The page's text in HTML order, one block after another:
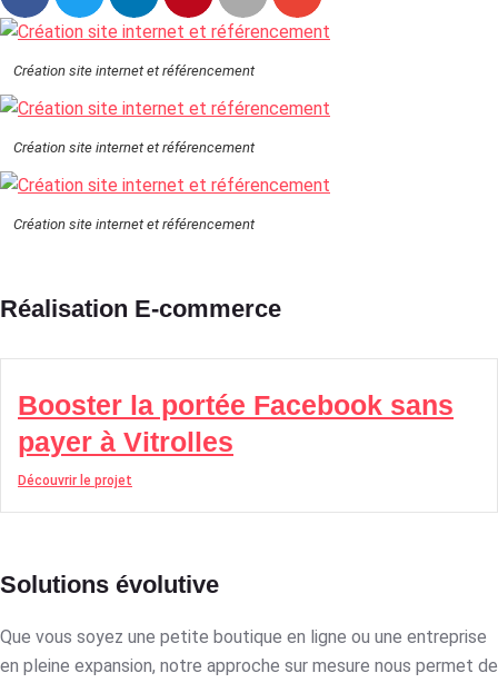
Création site internet et référencement
Création site internet et référencement
Création site internet et référencement
Réalisation E-commerce
Booster la portée Facebook sans
payer à Vitrolles
Découvrir le projet
Solutions évolutive
Que vous soyez une petite boutique en ligne ou une entreprise
en pleine expansion, notre approche sur mesure nous permet de